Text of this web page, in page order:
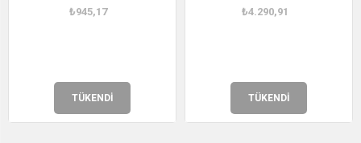
TÜKENDI
₺945,17
TÜKENDI
₺4.290,91